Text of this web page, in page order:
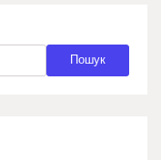
Пошук